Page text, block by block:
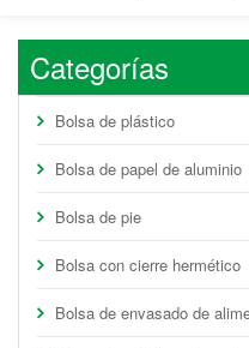
Categorías
Bolsa de plástico
Bolsa de papel de aluminio
Bolsa de pie
Bolsa con cierre hermético
Bolsa de envasado de